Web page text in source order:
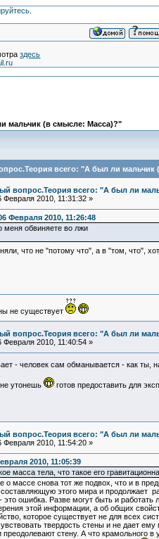
.
здесь
мальчик (в смысле: Масса)?"
всего: "А был ли мальчик
вопрос.Теория всего: "А был ли
Февраля 2010, 11:31:32 »
Февраля 2010, 11:26:48
меня обвиняете во лжи
что не "потому что", а в "том, что",
не существует
вопрос.Теория всего: "А был ли
Февраля 2010, 11:40:54 »
- человек сам обманывается - как ты,
не утонешь готов предоставить для
вопрос.Теория всего: "А был ли
Февраля 2010, 11:54:20 »
2010, 11:05:39
масса тела, что такое его
о массе снова тот же подвох, что и в
этого мира и продолжает
это ошибка. Разве могут быть и
этой информации, а об общих
которое существует не для всех
твердость стены и не дает
преодолевают стену. А что крамольного